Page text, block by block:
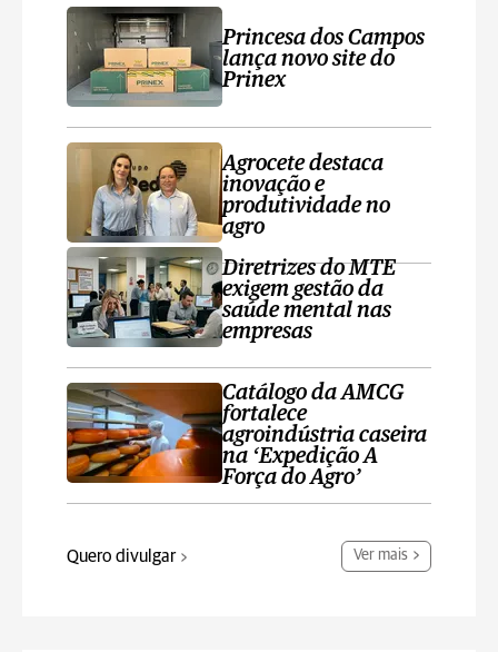
Princesa dos Campos
lança novo site do
Prinex
Agrocete destaca
inovação e
produtividade no
agro
Diretrizes do MTE
exigem gestão da
saúde mental nas
empresas
Catálogo da AMCG
fortalece
agroindústria caseira
na ‘Expedição A
Força do Agro’
Quero divulgar Ver mais